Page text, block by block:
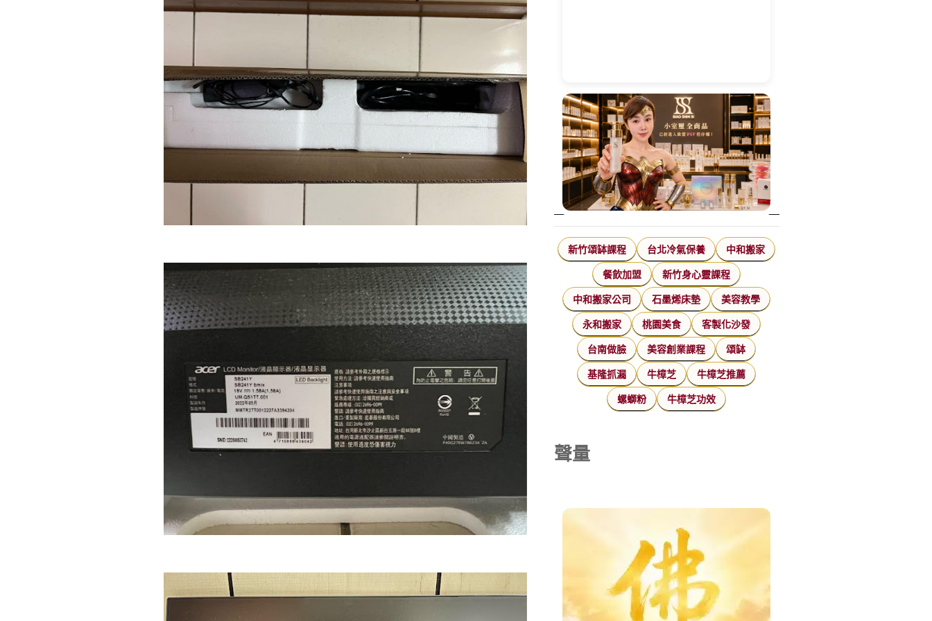
新竹頌缽課程 台北冷氣保養 中和搬家
餐飲加盟 新竹身心靈課程
中和搬家公司 石墨烯床墊 美容教學
永和搬家 桃園美食 客製化沙發
台南做臉 美容創業課程 頌缽
基隆抓漏 牛樟芝 牛樟芝推薦
螺螄粉 牛樟芝功效
聲量